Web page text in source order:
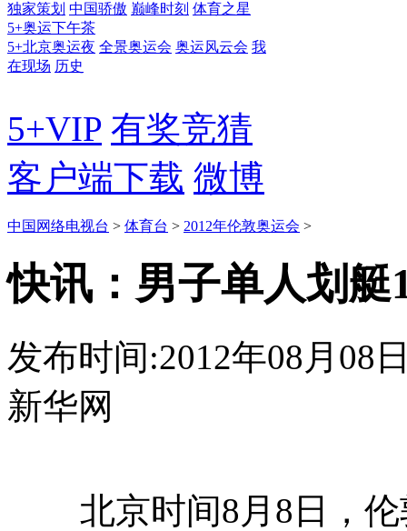
独家策划 中国骄傲 巅峰时刻 体育之星
5+奥运下午茶
5+北京奥运夜 全景奥运会 奥运风云会 我
在现场 历史
5+VIP 有奖竞猜
客户端下载 微博
中国网络电视台 > 体育台 > 2012年伦敦奥运会 >
快讯：男子单人划艇
发布时间:2012年08月08
新华网
北京时间8月8日，伦